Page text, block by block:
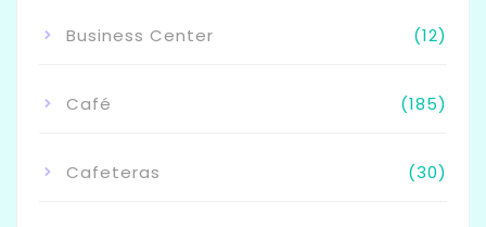
Business Center (12)
Café (185)
Cafeteras (30)